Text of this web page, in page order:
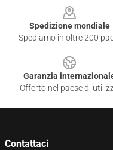
Spedizione mondiale
Spediamo in oltre 200
Garanzia
Offerto nel paese di
Contattaci